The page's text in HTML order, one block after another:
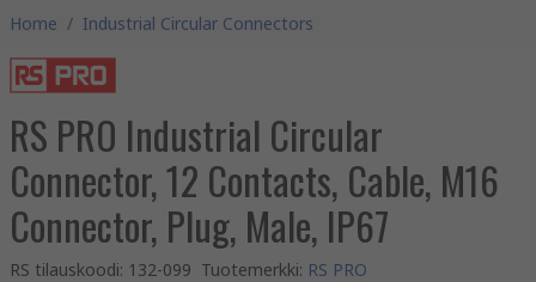
Home / Industrial Circular Connectors
RS PRO Industrial Circular
Connector, 12 Contacts, Cable, M16
Connector, Plug, Male, IP67
RS tilauskoodi: 132-099 Tuotemerkki: RS PRO